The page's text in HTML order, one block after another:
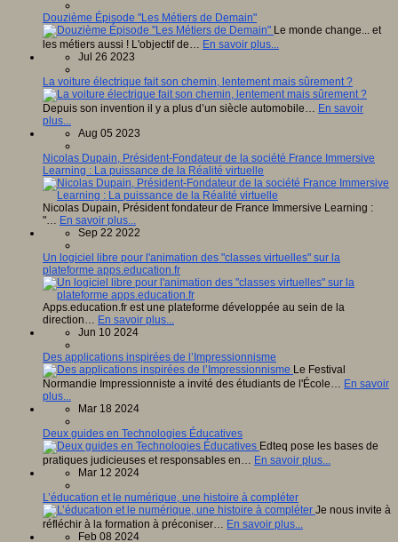
Douzième Épisode "Les Métiers de Demain"
Le monde change... et
les métiers aussi ! L'objectif de… En savoir plus...
Jul 26 2023
La voiture électrique fait son chemin, lentement mais sûrement ?
Depuis son invention il y a plus d’un siècle automobile… En savoir
plus...
Aug 05 2023
Nicolas Dupain, Président-Fondateur de la société France Immersive
Learning : La puissance de la Réalité virtuelle
Nicolas Dupain, Président fondateur de France Immersive Learning :
"… En savoir plus...
Sep 22 2022
Un logiciel libre pour l'animation des "classes virtuelles" sur la
plateforme apps.education.fr
Apps.education.fr est une plateforme développée au sein de la
direction… En savoir plus...
Jun 10 2024
Des applications inspirées de l’Impressionnisme
Le Festival
Normandie Impressionniste a invité des étudiants de l'École… En savoir
plus...
Mar 18 2024
Deux guides en Technologies Éducatives
Edteq pose les bases de
pratiques judicieuses et responsables en… En savoir plus...
Mar 12 2024
L’éducation et le numérique, une histoire à compléter
Je nous invite à
réfléchir à la formation à préconiser… En savoir plus...
Feb 08 2024